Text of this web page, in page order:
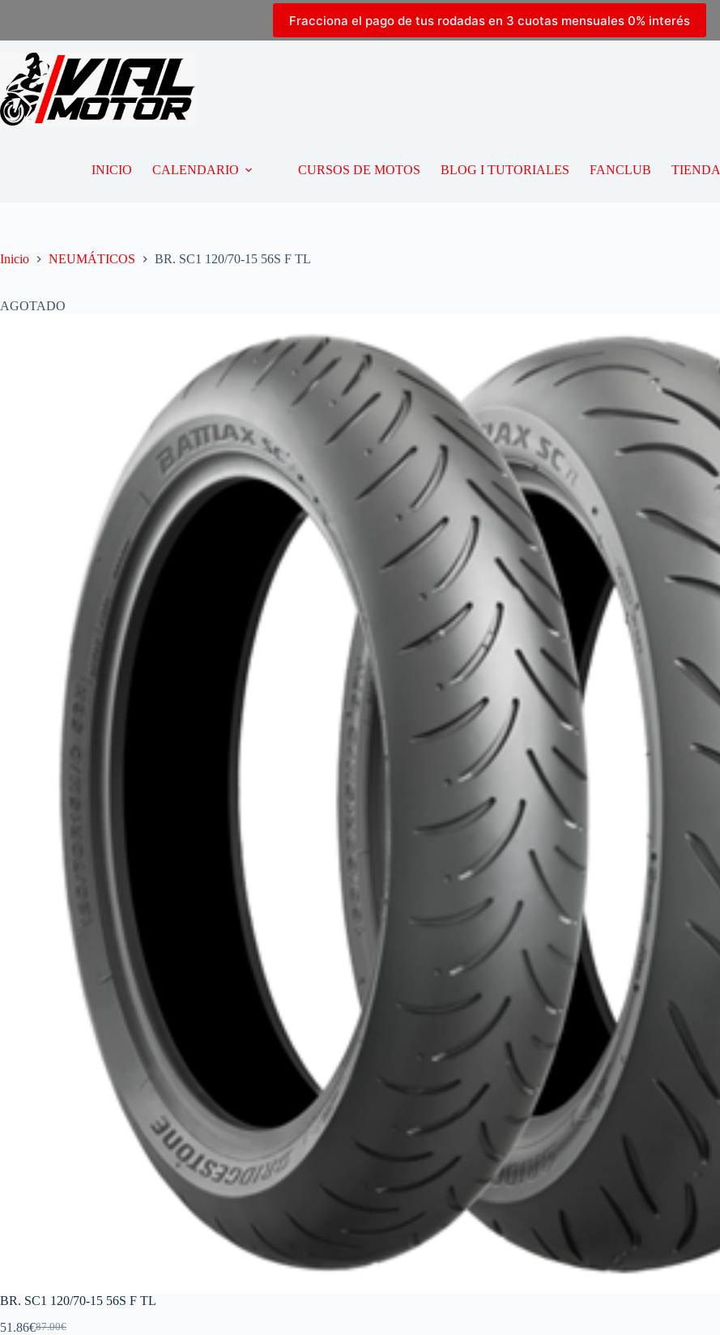
Fracciona el pago de tus rodadas en 3 cuotas mensuales 0% interés
INICIO CALENDARIO CURSOS DE MOTOS BLOG I TUTORIALES FANCLUB TIENDA
Inicio NEUMÁTICOS BR. SC1 120/70-15 56S F TL
AGOTADO
BR. SC1 120/70-15 56S F TL
87.00€
51.86€